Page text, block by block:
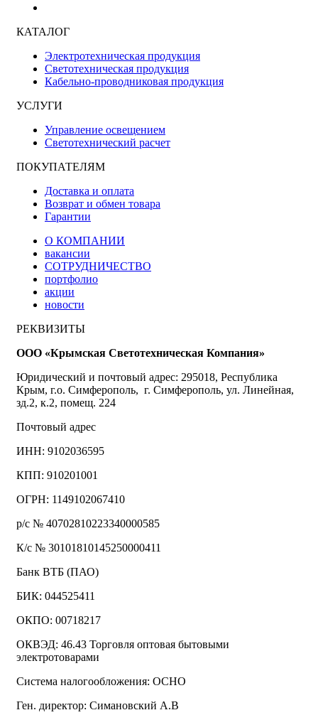
КАТАЛОГ
Электротехническая продукция
Светотехническая продукция
Кабельно-проводниковая продукция
УСЛУГИ
Управление освещением
Светотехнический расчет
ПОКУПАТЕЛЯМ
Доставка и оплата
Возврат и обмен товара
Гарантии
О КОМПАНИИ
вакансии
СОТРУДНИЧЕСТВО
портфолио
акции
новости
РЕКВИЗИТЫ
ООО «Крымская Светотехническая Компания»
Юридический и почтовый адрес: 295018, Республика
Крым, г.о. Симферополь, г. Симферополь, ул. Линейная,
зд.2, к.2, помещ. 224
Почтовый адрес
ИНН: 9102036595
КПП: 910201001
ОГРН: 1149102067410
р/с № 40702810223340000585
К/с № 30101810145250000411
Банк ВТБ (ПАО)
БИК: 044525411
ОКПО: 00718217
ОКВЭД: 46.43 Торговля оптовая бытовыми
электротоварами
Система налогообложения: ОСНО
Ген. директор: Симановский А.В